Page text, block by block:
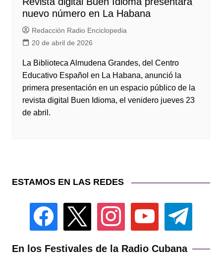
nuevo número en La Habana
Redacción Radio Enciclopedia
20 de abril de 2026
La Biblioteca Almudena Grandes, del Centro
Educativo Español en La Habana, anunció la
primera presentación en un espacio público de la
revista digital Buen Idioma, el venidero jueves 23
de abril.
ESTAMOS EN LAS REDES
facebook instagram youtube telegram
En los Festivales de la Radio Cubana